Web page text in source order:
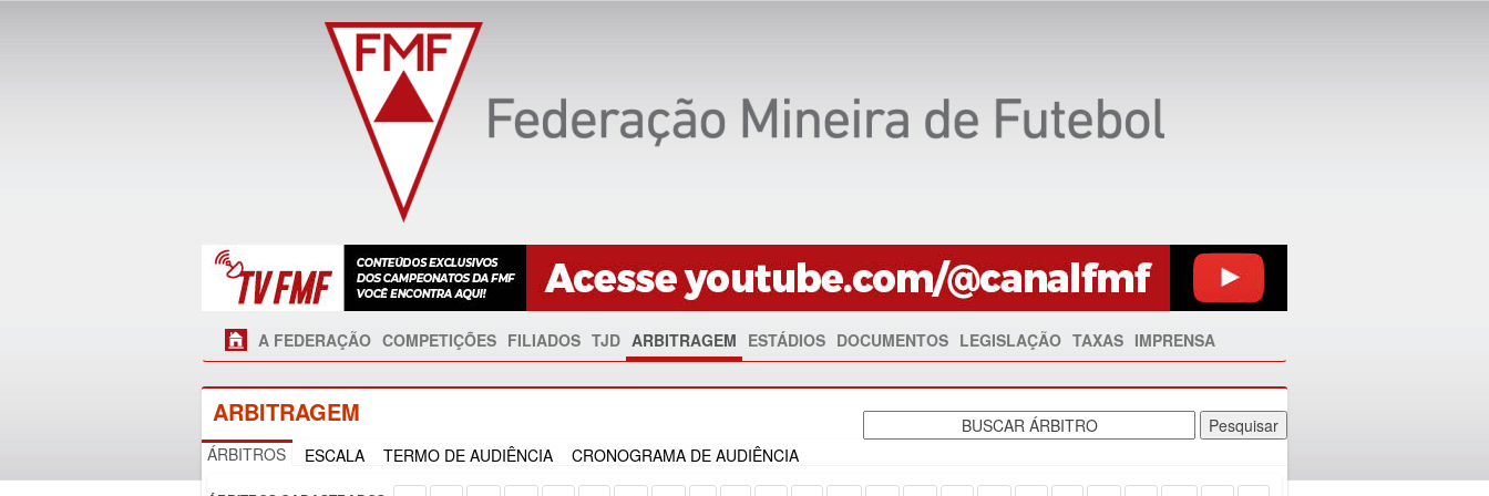
A FEDERAÇÃO COMPETIÇÕES FILIADOS TJD ARBITRAGEM ESTÁDIOS DOCUMENTOS LEGISLAÇÃO TAXAS IMPRENSA
ARBITRAGEM
ÁRBITROS ESCALA TERMO DE AUDIÊNCIA CRONOGRAMA DE AUDIÊNCIA